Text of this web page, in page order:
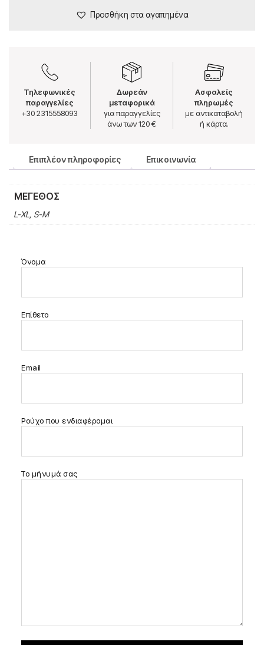
Προσθήκη στα αγαπημένα
Τηλεφωνικές
παραγγελίες
+30 2315558093
Δωρεάν
μεταφορικά
για παραγγελίες
άνω των 120 €
Ασφαλείς
πληρωμές
με αντικαταβολή
ή κάρτα.
Επιπλέον πληροφορίες Επικοινωνία
ΜΈΓΕΘΟΣ
L-XL, S-M
Όνομα
Επίθετο
Email
Ρούχο που ενδιαφέρομαι
Το μήνυμά σας